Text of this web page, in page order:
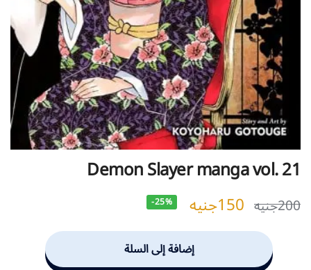
Demon Slayer manga vol. 21
200جنيه 150جنيه -25%
إضافة إلى السلة